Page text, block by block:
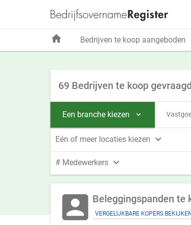
69 Bedrijven te koop
Een branche kiezen 
Eén of meer locaties kiezen 
# Medewerkers 
account_box Beleggingspanden te
VERGELIJKBARE KOPERS
home Bedrijven te koop aangeboden